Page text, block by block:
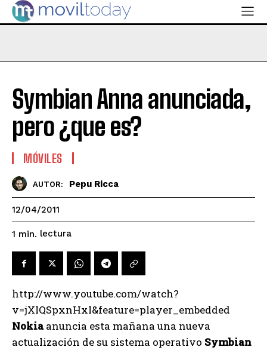
Symbian Anna anunciada,
pero ¿que es?
MÓVILES
AUTOR: Pepu Ricca
12/04/2011
1 min. lectura
http://www.youtube.com/watch?
v=jXIQSpxnHxI&feature=player_embedded
Nokiaanuncia esta mañana una nueva
actualización de su sistema operativo Symbian